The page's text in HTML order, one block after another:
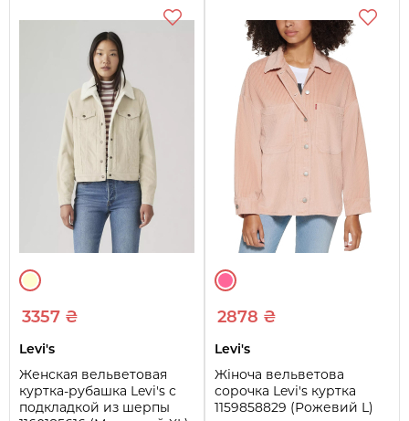
3357 ₴
Levi's
Женская вельветовая
куртка-рубашка Levi's с
подкладкой из шерпы
2878 ₴
Levi's
Жіноча вельветова
сорочка Levi's куртка
1159858829 (Рожевий L)